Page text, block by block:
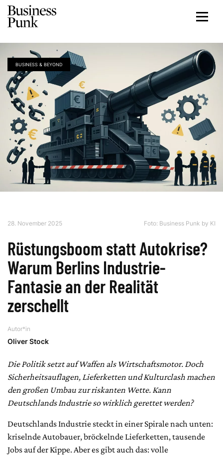
BUSINESS & BEYOND
28. November 2025 Foto: Business Punk by KI
Rüstungsboom statt Autokrise?
Warum Berlins Industrie-
Fantasie an der Realität
zerschellt
Autor*in
Oliver Stock
Die Politik setzt auf Waffen als Wirtschaftsmotor. Doch
Sicherheitsauflagen, Lieferketten und Kulturclash machen
den großen Umbau zur riskanten Wette. Kann
Deutschlands Industrie so wirklich gerettet werden?
Deutschlands Industrie steckt in einer Spirale nach unten:
kriselnde Autobauer, bröckelnde Lieferketten, tausende
Jobs auf der Kippe. Aber es gibt auch das: volle